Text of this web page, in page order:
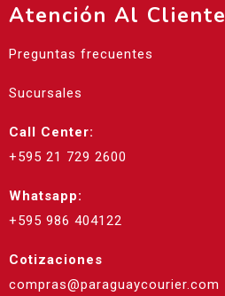
Atención Al Cliente
Preguntas frecuentes
Sucursales
Call Center:
+595 21 729 2600
Whatsapp:
+595 986 404122
Cotizaciones
compras@paraguaycourier.com